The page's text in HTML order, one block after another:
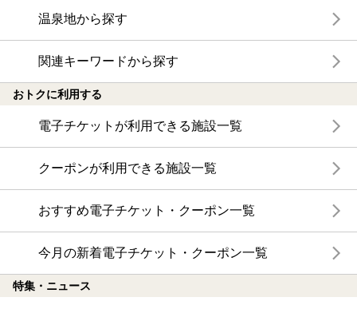
温泉地から探す
関連キーワードから探す
おトクに利用する
電子チケットが利用できる施設一覧
クーポンが利用できる施設一覧
おすすめ電子チケット・クーポン一覧
今月の新着電子チケット・クーポン一覧
特集・ニュース